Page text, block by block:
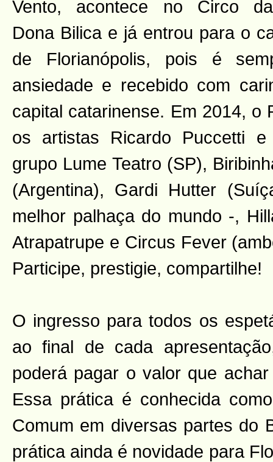
Vento, acontece no Circo da
Dona Bilica e já entrou para o
de Florianópolis, pois é
ansiedade e recebido com
capital catarinense. Em 2014, o
os artistas Ricardo Puccetti
grupo Lume Teatro (SP),
(Argentina), Gardi Hutter
melhor palhaça do mundo -,
Atrapatrupe e Circus Fever
Participe, prestigie, compartilhe!
O ingresso para todos os
ao final de cada
poderá pagar o valor que
Essa prática é conhecida
Comum em diversas partes do
prática ainda é novidade para